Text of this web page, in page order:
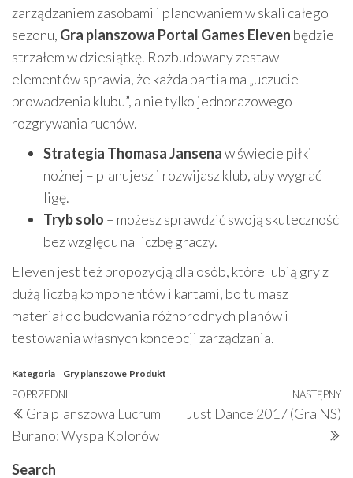
zarządzaniem zasobami i planowaniem w skali całego
sezonu, Gra planszowa Portal Games Eleven będzie
strzałem w dziesiątkę. Rozbudowany zestaw
elementów sprawia, że każda partia ma „uczucie
prowadzenia klubu”, a nie tylko jednorazowego
rozgrywania ruchów.
Strategia Thomasa Jansenaw świecie piłki
nożnej – planujesz i rozwijasz klub, aby wygrać
ligę.
Tryb solo – możesz sprawdzić swoją skuteczność
bez względu na liczbę graczy.
Eleven jest też propozycją dla osób, które lubią gry z
dużą liczbą komponentów i kartami, bo tu masz
materiał do budowania różnorodnych planów i
testowania własnych koncepcji zarządzania.
Kategoria Gry planszowe Produkt
Nawigacja
wpisu
Poprzedni
wpis
POPRZEDNI
Gra planszowa Lucrum
Burano: Wyspa Kolorów
NASTĘPNY
Just Dance 2017 (Gra NS)
Search